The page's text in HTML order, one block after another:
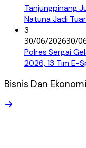
Tanjungpinang
Natuna Jadi
3
30/06/202630/
Polres Sergai
2026, 13 Tim E-
Bisnis Dan Ekonomi